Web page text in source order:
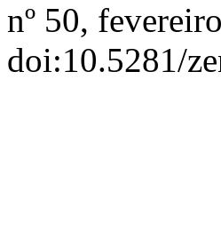
nº 50,
doi:10.5281/